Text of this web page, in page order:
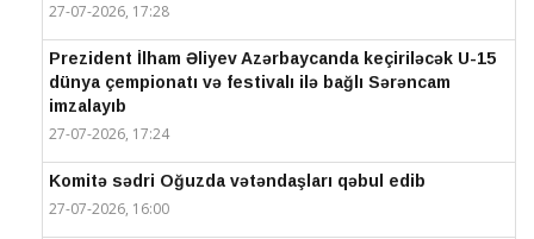
27-07-2026, 17:28
Prezident İlham Əliyev Azərbaycanda keçiriləcək U-15
dünya çempionatı və festivalı ilə bağlı Sərəncam
imzalayıb
27-07-2026, 17:24
Komitə sədri Oğuzda vətəndaşları qəbul edib
27-07-2026, 16:00